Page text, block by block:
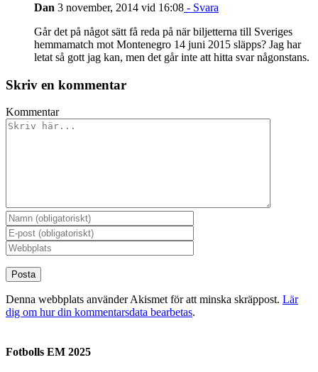
Dan 3 november, 2014 vid 16:08 - Svara
Går det på något sätt få reda på när biljetterna till Sveriges
hemmamatch mot Montenegro 14 juni 2015 släpps? Jag har
letat så gott jag kan, men det går inte att hitta svar någonstans.
Skriv en kommentar
Kommentar
Denna webbplats använder Akismet för att minska skräppost. Lär
dig om hur din kommentarsdata bearbetas.
Fotbolls EM 2025